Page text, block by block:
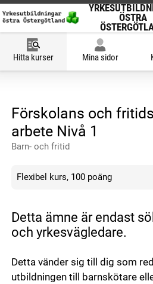
ÖSTRA
Hitta kurser Mina sidor
Förskolans och
arbete Nivå 1
Barn- och fritid
Flexibel kurs, 100 poäng
Detta ämne är endast
och yrkesvägledare.
Detta vänder sig till dig som
utbildningen till barnskötare